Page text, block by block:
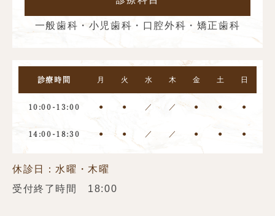
一般歯科・小児歯科・口腔外科・矯正歯科
診療時間 月 火 水 木 金 土 日
10:00-13:00 ● ● ／ ／ ● ● ●
14:00-18:30 ● ● ／ ／ ● ● ●
休診日：水曜・木曜
受付終了時間 18:00